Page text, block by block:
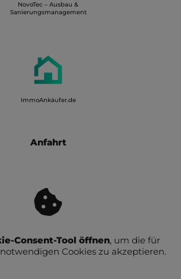
NovoTec – Ausbau &
Sanierungsmanagement
ImmoAnkäufer.de
Anfahrt
Consent-Tool öffnen, um die für
Cookies zu akzeptieren.